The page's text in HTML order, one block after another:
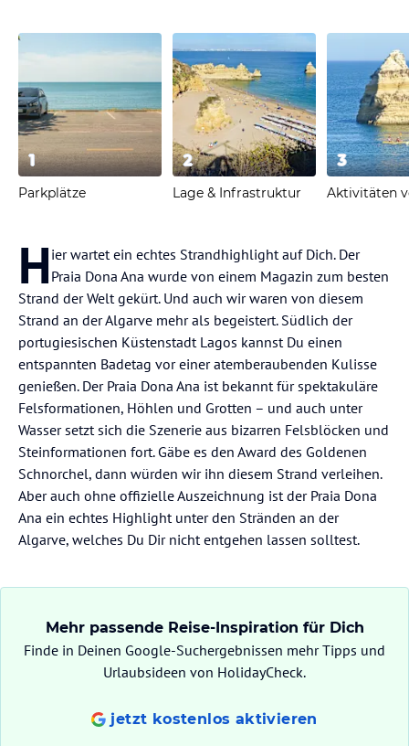
1
Parkplätze
2
Lage & Infrastruktur
3
Aktivitäten
H ier wartet ein echtes Strandhighlight auf Dich. Der
Praia Dona Ana wurde von einem Magazin zum besten
Strand der Welt gekürt. Und auch wir waren von diesem
Strand an der Algarve mehr als begeistert. Südlich der
portugiesischen Küstenstadt Lagos kannst Du einen
entspannten Badetag vor einer atemberaubenden Kulisse
genießen. Der Praia Dona Ana ist bekannt für spektakuläre
Felsformationen, Höhlen und Grotten – und auch unter
Wasser setzt sich die Szenerie aus bizarren Felsblöcken und
Steinformationen fort. Gäbe es den Award des Goldenen
Schnorchel, dann würden wir ihn diesem Strand verleihen.
Aber auch ohne offizielle Auszeichnung ist der Praia Dona
Ana ein echtes Highlight unter den Stränden an der
Algarve, welches Du Dir nicht entgehen lassen solltest.
Mehr passende Reise-Inspiration für Dich
Finde in Deinen Google-Suchergebnissen mehr Tipps und
Urlaubsideen von HolidayCheck.
jetzt kostenlos aktivieren